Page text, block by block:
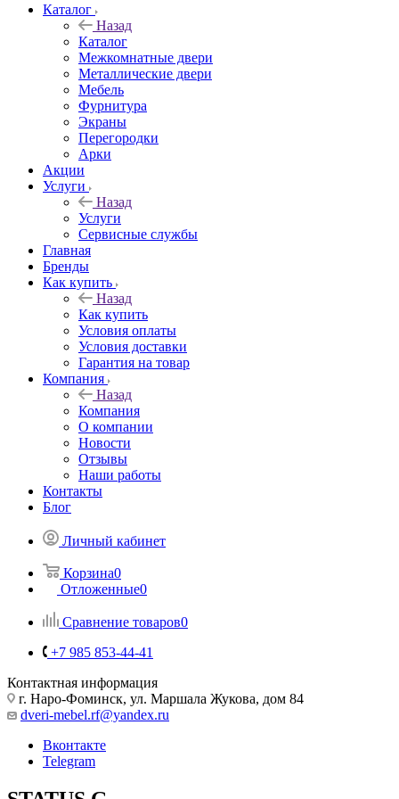
Каталог
Назад
Каталог
Межкомнатные двери
Металлические двери
Мебель
Фурнитура
Экраны
Перегородки
Арки
Акции
Услуги
Назад
Услуги
Сервисные службы
Главная
Бренды
Как купить
Назад
Как купить
Условия оплаты
Условия доставки
Гарантия на товар
Компания
Назад
Компания
О компании
Новости
Отзывы
Наши работы
Контакты
Блог
Личный кабинет
Корзина0
Отложенные0
Сравнение товаров0
+7 985 853-44-41
Контактная информация
г. Наро-Фоминск, ул. Маршала Жукова, дом 84
dveri-mebel.rf@yandex.ru
Вконтакте
Telegram